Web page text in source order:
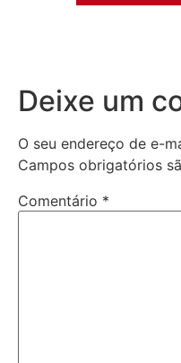
Deixe um
O seu endereço de e-
Campos obrigatórios
Comentário *